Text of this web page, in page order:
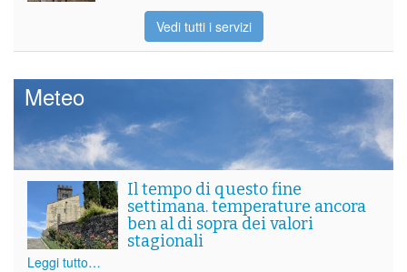
Vedi tutti i servizi
Meteo
Il tempo di questo fine
settimana. temperature ancora
ben al di sopra dei valori
stagionali
Leggi tutto…